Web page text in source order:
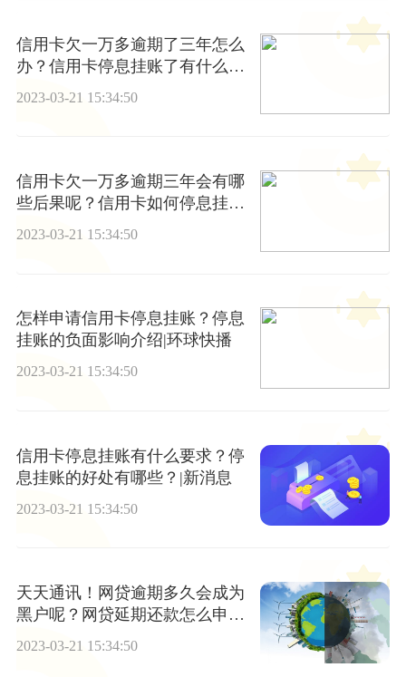
信用卡欠一万多逾期了三年怎么
办？信用卡停息挂账了有什么好
2023-03-21 15:34:50
信用卡欠一万多逾期三年会有哪
些后果呢？信用卡如何停息挂账
申请？
2023-03-21 15:34:50
怎样申请信用卡停息挂账？停息
挂账的负面影响介绍|环球快播
2023-03-21 15:34:50
信用卡停息挂账有什么要求？停
息挂账的好处有哪些？|新消息
2023-03-21 15:34:50
天天通讯！网贷逾期多久会成为
黑户呢？网贷延期还款怎么申
请？
2023-03-21 15:34:50